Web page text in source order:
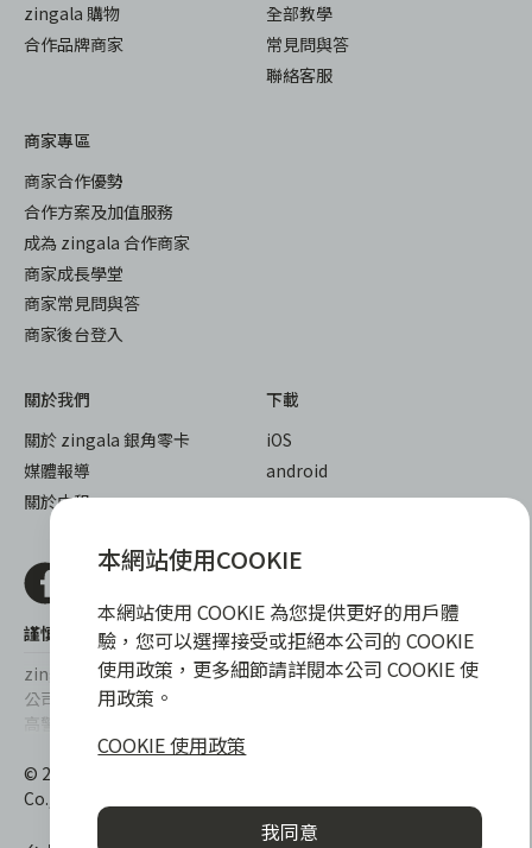
zingala 購物
合作品牌商家
全部教學
常見問與答
聯絡客服
商家專區
商家合作優勢
合作方案及加值服務
成為 zingala 合作商家
商家成長學堂
商家常見問與答
商家後台登入
關於我們
關於 zingala 銀角零卡
媒體報導
關於中租
下載
iOS
android
謹慎衡量自身財務狀況，理性理財最安心
zingala銀角零卡/仲信資融沒有代辦公司及代辦業務，也未與代辦
公司合作，更不會要求您提供實體銀行提款卡或實體信用卡，請提
高警覺，勿受騙上當！
提醒您，消費前請審慎評估財務狀況，理性理財最安心。總費用年
百分率區間為0%~15.9%，實際費用率，仍以各合作商家提供之商
品或服務為準，且每一案件實際之年百分率仍視其個別產品及分期
往來條件而有所不同，總費用年百分率不等於分期費用率。
© 2022 仲信資融股份有限公司 Chailease Consumer Finance
Co., Ltd. All Rights Reserved.
本網站使用COOKIE
本網站使用 COOKIE 為您提供更好的用戶體
驗，您可以選擇接受或拒絕本公司的 COOKIE
使用政策，更多細節請詳閱本公司 COOKIE 使
用政策。
COOKIE 使用政策
我同意